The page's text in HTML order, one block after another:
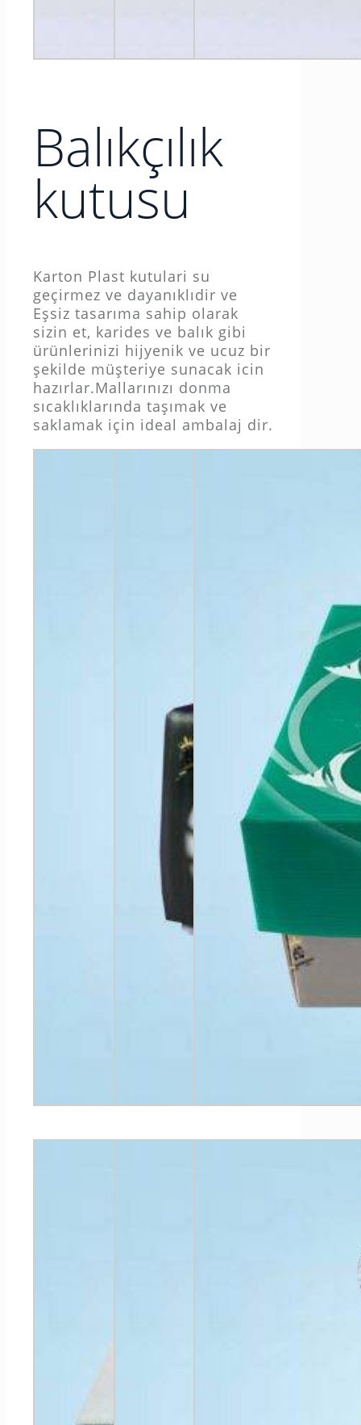
Balıkçılık
kutusu
Karton Plast kutulari su
geçirmez ve dayanıklıdir ve
Eşsiz tasarıma sahip olarak
sizin et, karides ve balık gibi
ürünlerinizi hijyenik ve ucuz bir
şekilde müşteriye sunacak icin
hazırlar.Mallarınızı donma
sıcaklıklarında taşımak ve
saklamak için ideal ambalaj dir.